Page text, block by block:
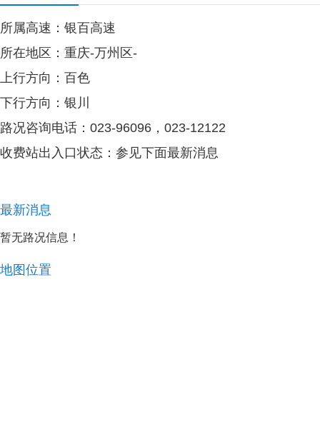
所属高速：银百高速
所在地区：重庆-万州区-
上行方向：百色
下行方向：银川
路况咨询电话：023-96096，023-12122
收费站出入口状态：参见下面最新消息
最新消息
暂无路况信息！ ​​​​
地图位置